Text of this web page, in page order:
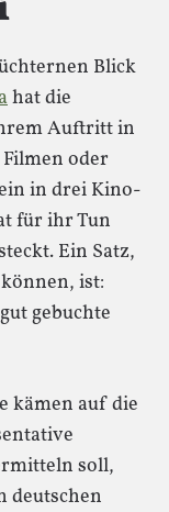
Blick
hat die
Auftritt in
oder
in drei Kino-
für ihr Tun
Ein Satz,
ist:
gebuchte
kämen auf die
soll,
deutschen